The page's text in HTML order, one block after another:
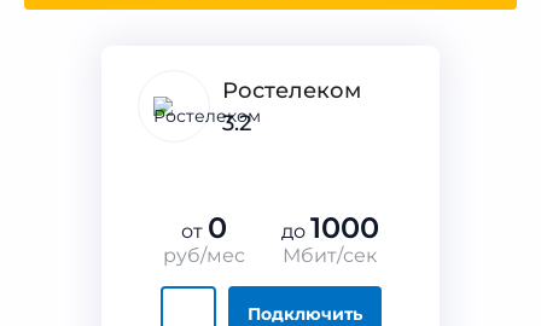
Ростелеком
3.2
от 0
руб/мес
до 1000
Мбит/сек
Подключить